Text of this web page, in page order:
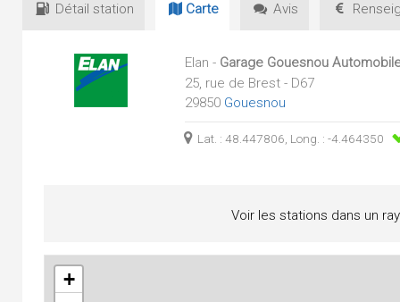
Détail station Carte Avis
Elan - Garage Gouesnou
25, rue de Brest - D67
29850 Gouesnou
Lat. : 48.447806, Long. : -4.464350
Voir les stations dans un
+